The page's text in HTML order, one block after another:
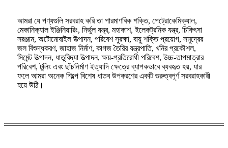
আমরা যে পণ্যগুলি সরবরাহ করি তা পারমাণবিক শক্তি, পেট্রোকেমিক্যাল,
মেকানিক্যাল ইঞ্জিনিয়ারিং, নির্ভুল যন্ত্র, মহাকাশ, ইলেকট্রনিক যন্ত্র, চিকিৎসা
সরঞ্জাম, অটোমোবাইল উত্পাদন, পরিবেশ সুরক্ষা, বায়ু শক্তি প্রয়োগ, সমুদ্রের
জল বিশুদ্ধকরণ, জাহাজ নির্মাণ, কাগজ তৈরির যন্ত্রপাতি, খনির প্রকৌশল,
সিমেন্ট উত্পাদন, ধাতুবিদ্যা উত্পাদন, ক্ষয়-প্রতিরোধী পরিবেশ, উচ্চ-তাপমাত্রার
পরিবেশ, টুলিং এবং ছাঁচনির্মাণ ইত্যাদি ক্ষেত্রে ব্যাপকভাবে ব্যবহৃত হয়, যার
ফলে আমরা অনেক শিল্পে বিশেষ ধাতব উপকরণের একটি গুরুত্বপূর্ণ সরবরাহকারী
হয়ে উঠি।